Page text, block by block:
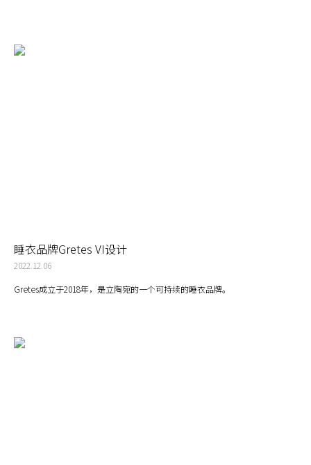
睡衣品牌Gretes VI设计
2022.12.06
Gretes成立于2018年，是立陶宛的一个可持续的睡衣品牌。